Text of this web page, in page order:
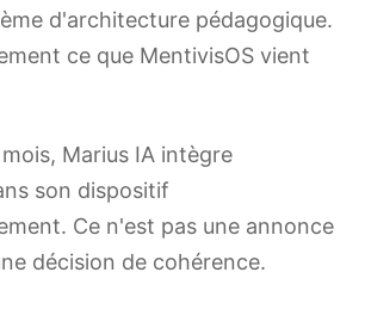
d'architecture pédagogique.
ce que MentivisOS vient
Marius IA intègre
son dispositif
Ce n'est pas une annonce
décision de cohérence.